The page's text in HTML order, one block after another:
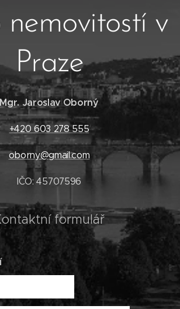
nemovitostí v
Praze
Mgr. Jaroslav Oborný
+420 603 278 555
oborny@gmail.com
IČO: 45707596
formulář